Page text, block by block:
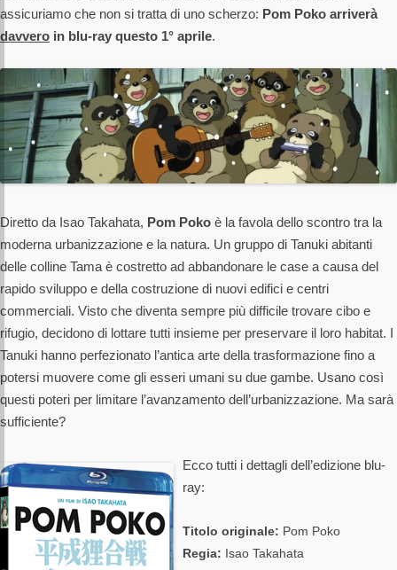
assicuriamo che non si tratta di uno scherzo: Pom Poko arriverà
davvero in blu-ray questo 1° aprile.
Diretto da Isao Takahata, Pom Poko è la favola dello scontro tra la
moderna urbanizzazione e la natura. Un gruppo di Tanuki abitanti
delle colline Tama è costretto ad abbandonare le case a causa del
rapido sviluppo e della costruzione di nuovi edifici e centri
commerciali. Visto che diventa sempre più difficile trovare cibo e
rifugio, decidono di lottare tutti insieme per preservare il loro habitat. I
Tanuki hanno perfezionato l’antica arte della trasformazione fino a
potersi muovere come gli esseri umani su due gambe. Usano così
questi poteri per limitare l’avanzamento dell’urbanizzazione. Ma sarà
sufficiente?
Ecco tutti i dettagli dell’edizione blu-
ray:
Titolo originale: Pom Poko
Regia: Isao Takahata